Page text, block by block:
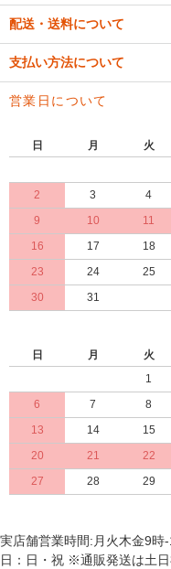
配送・送料について
支払い方法について
営業日について
日
月 火
2
3 4
9
10 11
16
17 18
23
24 25
30
31
日
月 火
1
6
7 8
13
14 15
20
21 22
27
28 29
実店舗営業時間:月火木金9
日：日・祝 ※通販発送は土